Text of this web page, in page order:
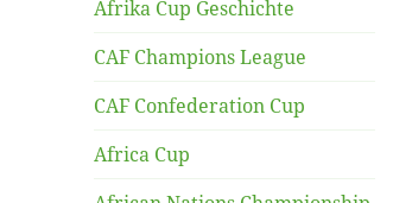
Afrika Cup Geschichte
CAF Champions League
CAF Confederation Cup
Africa Cup